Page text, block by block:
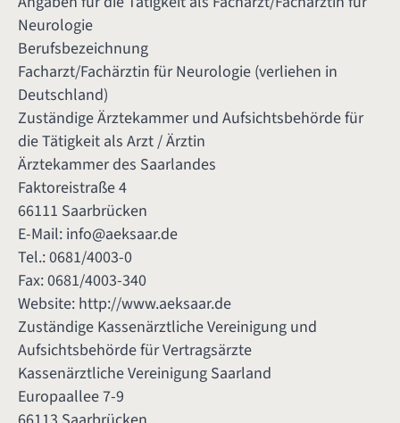
Neurologie
Berufsbezeichnung
Facharzt/Fachärztin für Neurologie (verliehen in
Deutschland)
Zuständige Ärztekammer und Aufsichtsbehörde für
die Tätigkeit als Arzt / Ärztin
Ärztekammer des Saarlandes
Faktoreistraße 4
66111 Saarbrücken
E-Mail: info@aeksaar.de
Tel.: 0681/4003-0
Fax: 0681/4003-340
Website: http://www.aeksaar.de
Zuständige Kassenärztliche Vereinigung und
Aufsichtsbehörde für Vertragsärzte
Kassenärztliche Vereinigung Saarland
Europaallee 7-9